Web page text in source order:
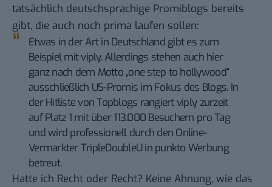
tatsächlich deutschsprachige Promiblogs bereits
gibt, die auch noch prima laufen sollen:
Etwas in der Art in Deutschland gibt es zum
Beispiel mitviply. Allerdings stehen auch hier
ganz nach dem Motto „one step to hollywood“
ausschließlich US-Promis im Fokus des Blogs. In
der Hitliste von Topblogs rangiert viply zurzeit
auf Platz 1 mit über 113.000 Besuchern pro Tag
und wird professionell durch den Online-
Vermarkter TripleDoubleU in punkto Werbung
betreut.
Hatte ich Recht oder Recht? Keine Ahnung, wie das